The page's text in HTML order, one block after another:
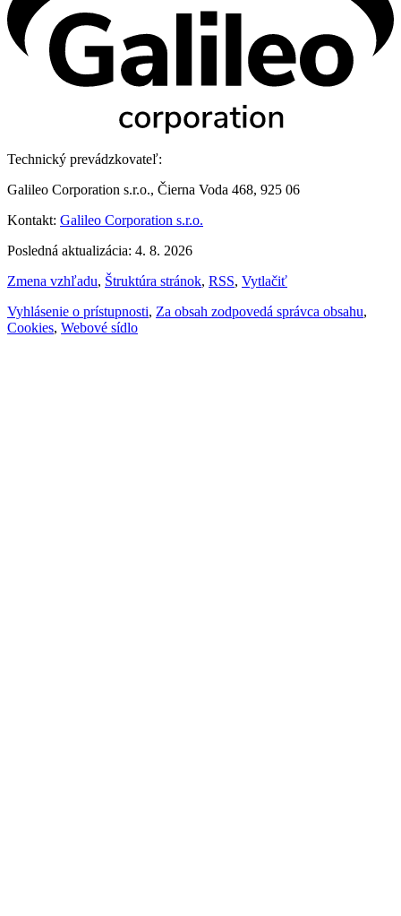
Technický prevádzkovateľ:
Galileo Corporation s.r.o., Čierna Voda 468, 925 06
Kontakt: Galileo Corporation s.r.o.
Posledná aktualizácia: 4. 8. 2026
Zmena vzhľadu, Štruktúra stránok, RSS, Vytlačiť
Vyhlásenie o prístupnosti, Za obsah zodpovedá správca obsahu,
Cookies, Webové sídlo